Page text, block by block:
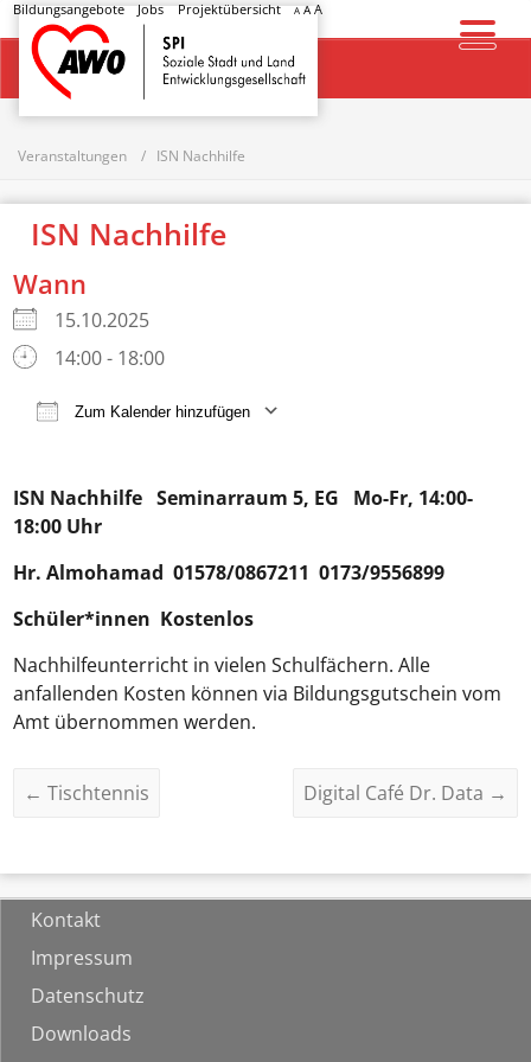
Bildungsangebote Jobs Projektübersicht A AA
Startseite
Veranstaltungen ISN Nachhilfe
ISN Nachhilfe
Wann
15.10.2025
14:00 - 18:00
Zum Kalender hinzufügen
ISN Nachhilfe Seminarraum 5, EG Mo-Fr, 14:00-
18:00 Uhr
Hr.Almohamad 01578/0867211 0173/9556899
Schüler*innen Kostenlos
Nachhilfeunterricht in vielen Schulfächern. Alle
anfallenden Kosten können via Bildungsgutschein vom
Amt übernommen werden.
← Tischtennis Digital Café Dr. Data →
Kontakt
Impressum
Datenschutz
Downloads